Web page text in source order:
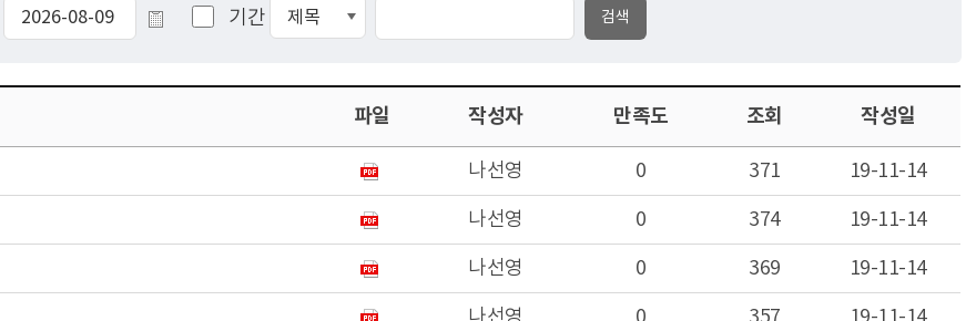
기간
파일 작성자 만족도 조회 작성일
나선영 0 371 19-11-14
나선영 0 374 19-11-14
나선영 0 369 19-11-14